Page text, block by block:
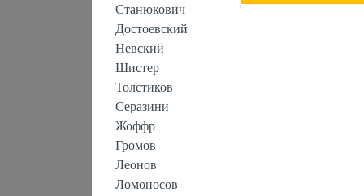
Станюкович
Достоевский
Невский
Шистер
Толстиков
Серазини
Жоффр
Громов
Леонов
Ломоносов